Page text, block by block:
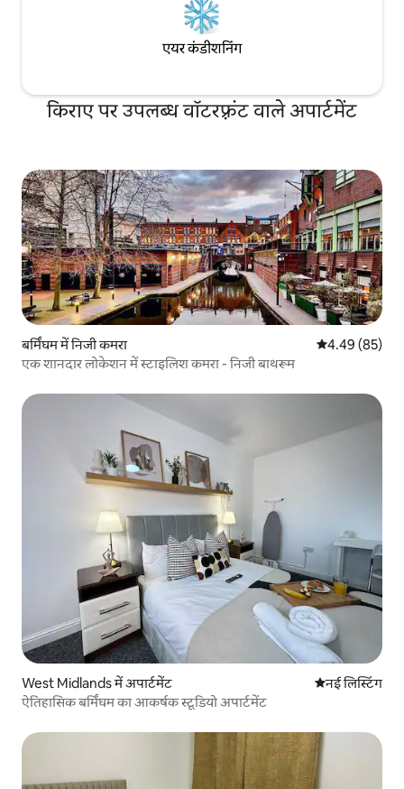
एयर कंडीशनिंग
किराए पर उपलब्ध वॉटरफ़्रंट वाले अपार्टमेंट
बर्मिंघम में निजी कमरा औसत रेटिंग 5 में
4.49 (85)
एक शानदार लोकेशन में स्टाइलिश कमरा - निजी बाथरूम
West Midlands में अपार्टमेंट ठहरने की नई
नई लिस्टिंग
ऐतिहासिक बर्मिंघम का आकर्षक स्टूडियो अपार्टमेंट